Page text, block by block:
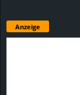
Anzeige